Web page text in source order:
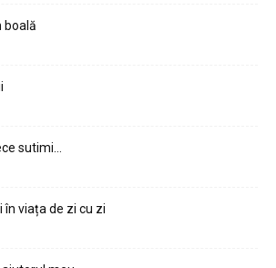
boală
sutimi…
în viața de zi cu zi